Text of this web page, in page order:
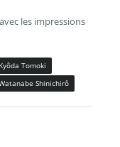
les impressions
Kyôda Tomoki
Shinichirô